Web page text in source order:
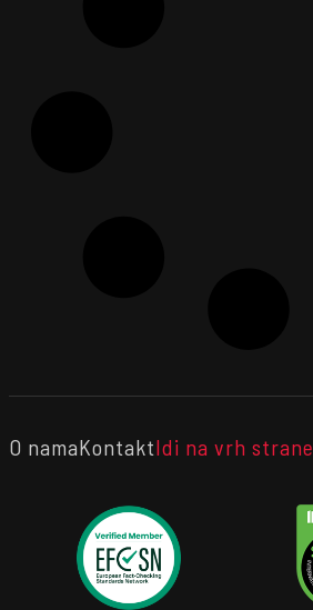
O namaKontaktIdi na vrh strane